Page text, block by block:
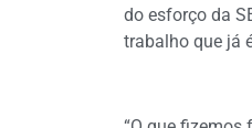
do esforço da
trabalho que já